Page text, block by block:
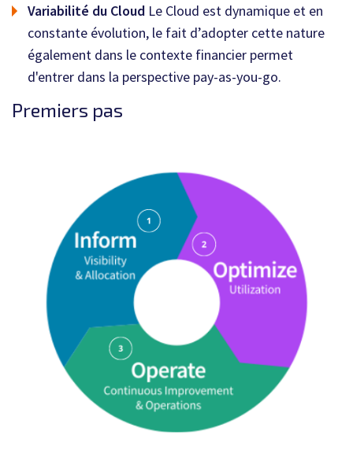
Variabilité du Cloud Le Cloud est dynamique et en
constante évolution, le fait d’adopter cette nature
également dans le contexte financier permet
d'entrer dans la perspective pay-as-you-go.
Premiers pas